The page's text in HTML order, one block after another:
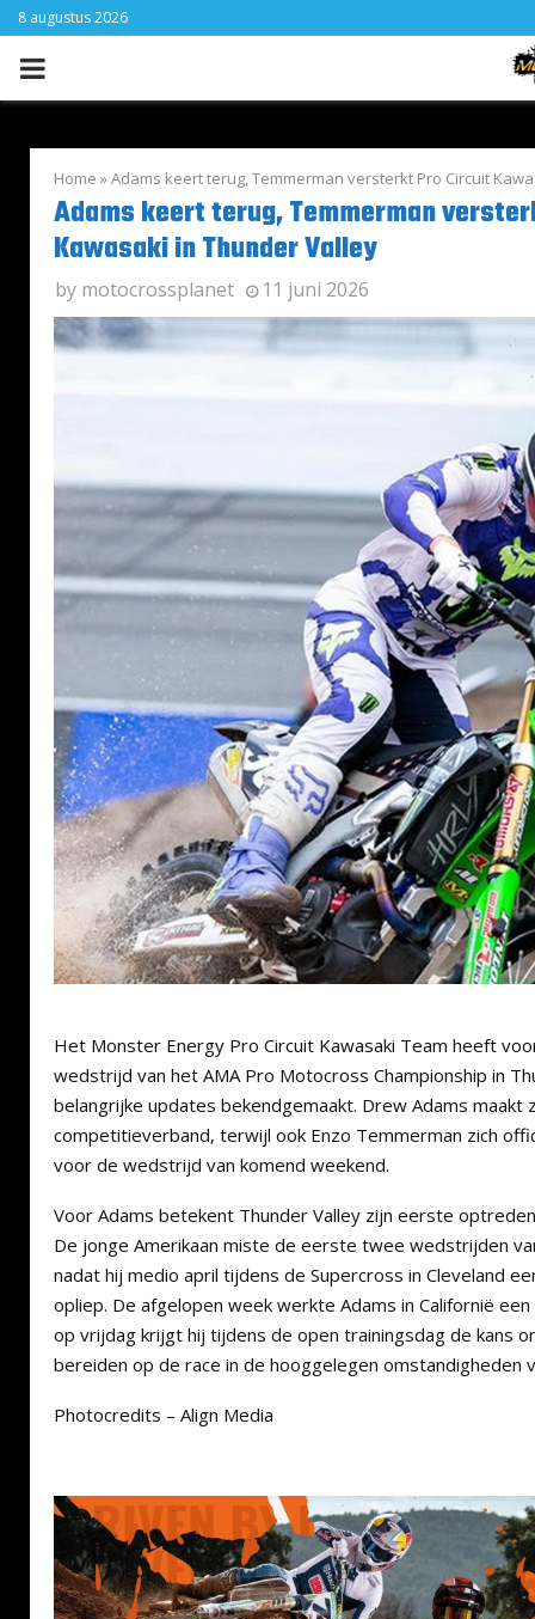
8 augustus 2026
PRIMARY
Home »Adams keert terug, Temmerman versterkt Pro Circuit
Adams keert terug, Temmerman
Kawasaki in Thunder Valley
by motocrossplanet 11 juni 2026
Het Monster Energy Pro Circuit Kawasaki Team heeft
wedstrijd van het AMA Pro Motocross Championship in
belangrijke updates bekendgemaakt. Drew Adams maakt
competitieverband, terwijl ook Enzo Temmerman zich
voor de wedstrijd van komend weekend.
Voor Adams betekent Thunder Valley zijn eerste
De jonge Amerikaan miste de eerste twee wedstrijden
nadat hij medio april tijdens de Supercross in Cleveland
opliep. De afgelopen week werkte Adams in Californië
op vrijdag krijgt hij tijdens de open trainingsdag de kans
bereiden op de race in de hooggelegen omstandigheden
Photocredits – Align Media